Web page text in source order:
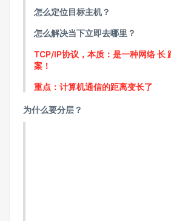
怎么定位目标主机？
怎么解决当下立即去哪里？
TCP/IP协议，本质：是一种网络 长
案！
重点：计算机通信的距离变长了
为什么要分层？